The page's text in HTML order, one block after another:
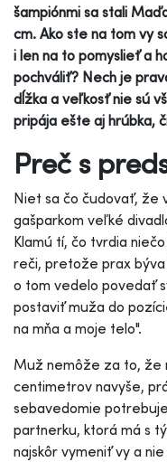
šampiónmi sa stali
cm. Ako ste na tom vy
i len na to pomyslieť a
pochváliť? Nech je
dĺžka a veľkosť nie sú
pripája ešte aj hrúbka,
Preč s
Niet sa čo čudovať, že
gašparkom veľké
Klamú tí, čo tvrdia
reči, pretože prax
o tom vedelo povedať
postaviť muža do
na mňa a moje telo".
Muž nemôže za to, že
centimetrov navyše,
sebavedomie
partnerku, ktorá má s
najskôr vymeniť vy a